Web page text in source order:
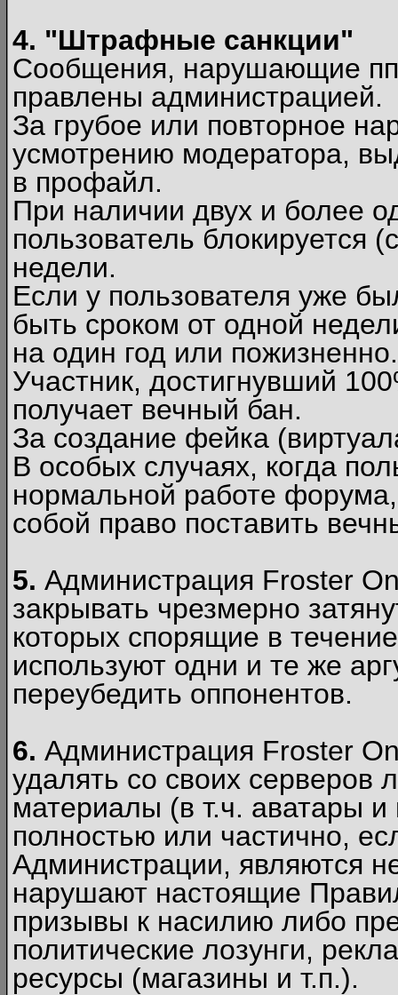
4. "Штрафные санкции"
Сообщения, нарушающие
правлены администрацией.
За грубое или повторное
усмотрению модератора,
в профайл.
При наличии двух и более
пользователь блокируется
недели.
Если у пользователя уже
быть сроком от одной
на один год или пожизненно.
Участник, достигнувший
получает вечный бан.
За создание фейка
В особых случаях, когда
нормальной работе
собой право поставить
5. Администрация Froster
закрывать чрезмерно
которых спорящие в
используют одни и те же
переубедить оппонентов.
6. Администрация Froster
удалять со своих
материалы (в т.ч. аватары и
полностью или частично,
Администрации, являются
нарушают настоящие
призывы к насилию либо
политические лозунги,
ресурсы (магазины и т.п.).